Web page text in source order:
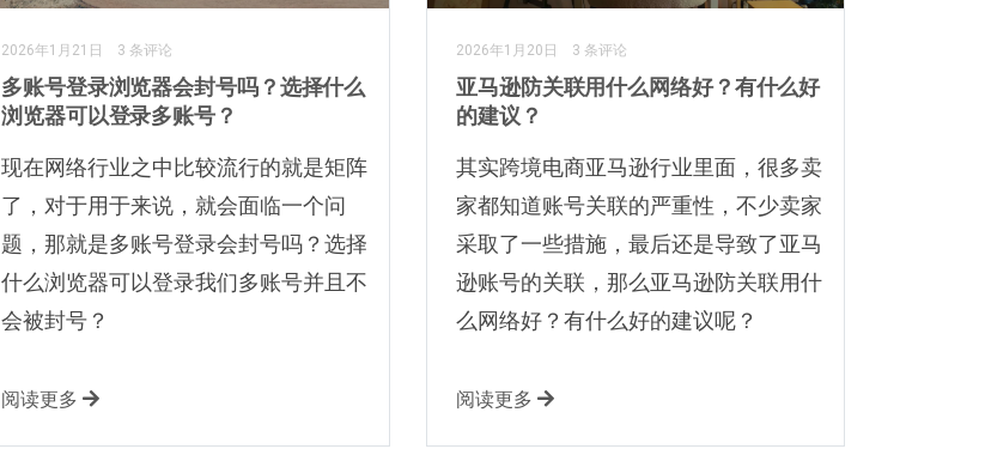
2026年1月21日 3 条评论
多账号登录浏览器会封号吗？选择什么
浏览器可以登录多账号？
现在网络行业之中比较流行的就是矩阵
了，对于用于来说，就会面临一个问
题，那就是多账号登录会封号吗？选择
什么浏览器可以登录我们多账号并且不
会被封号？
阅读更多
2026年1月20日 3 条评论
亚马逊防关联用什么网络好？有什么好
的建议？
其实跨境电商亚马逊行业里面，很多卖
家都知道账号关联的严重性，不少卖家
采取了一些措施，最后还是导致了亚马
逊账号的关联，那么亚马逊防关联用什
么网络好？有什么好的建议呢？
阅读更多